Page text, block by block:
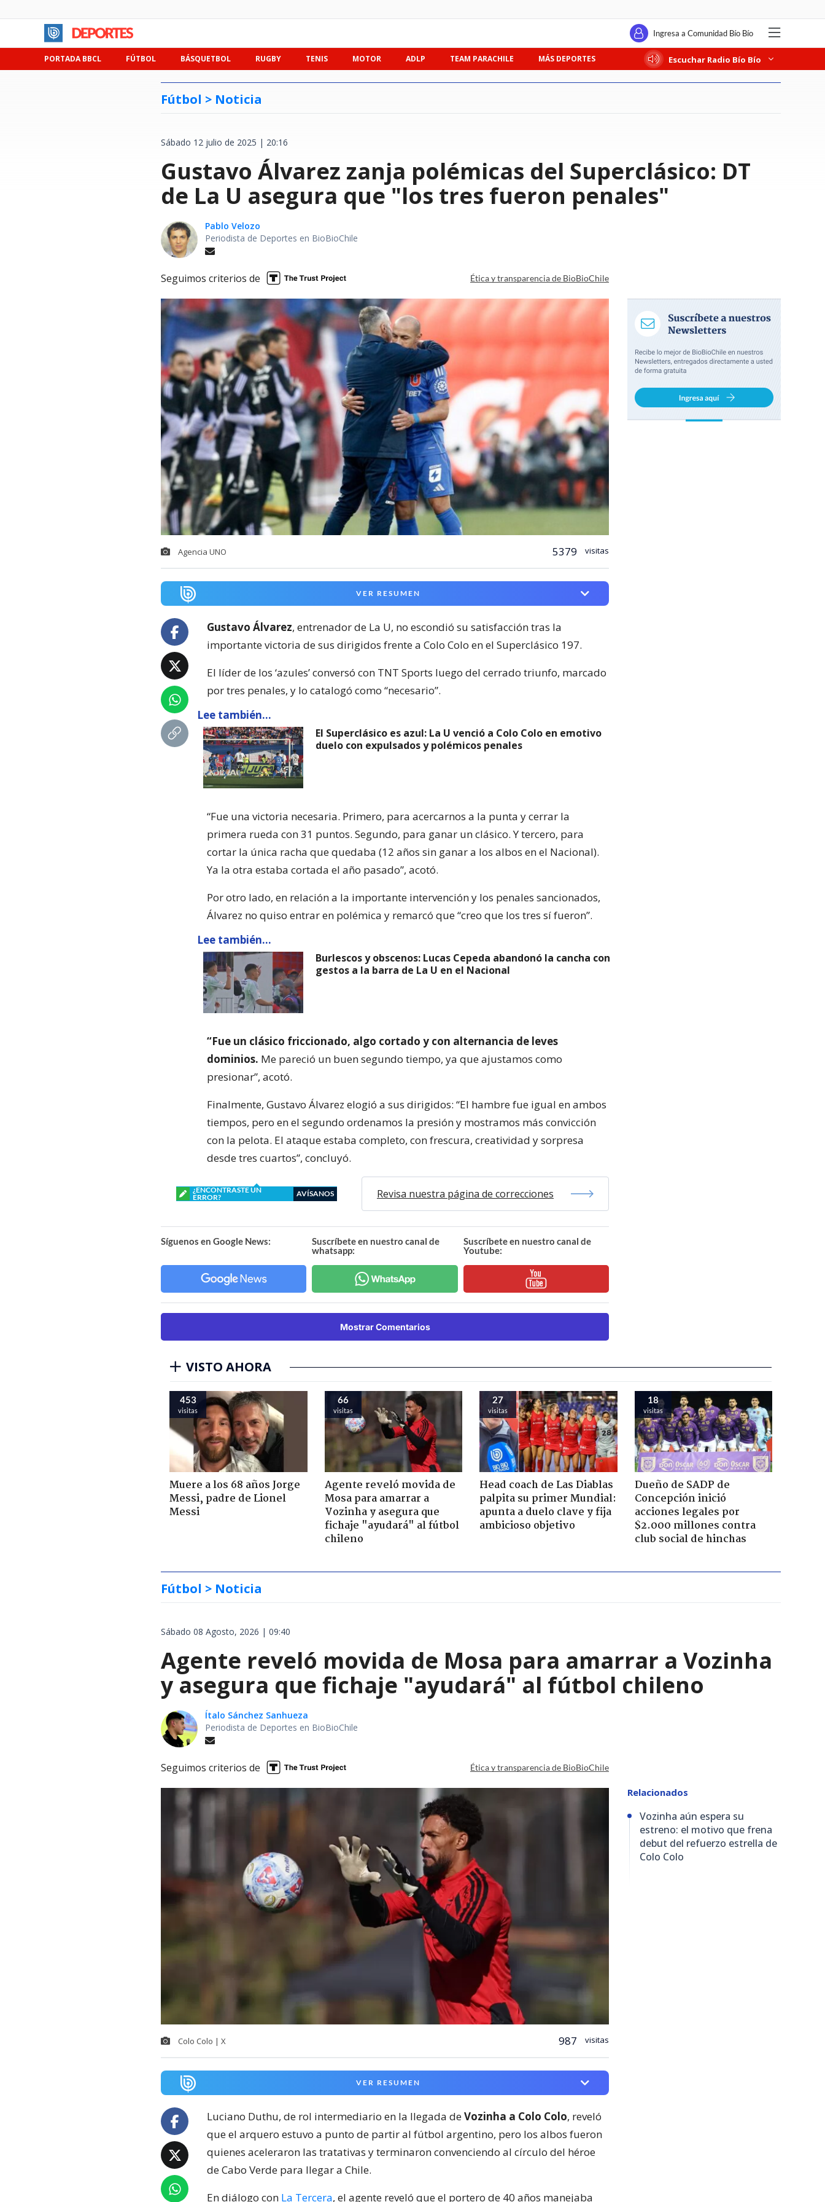
Ingresa a Comunidad Bío Bío
PORTADA BBCL FÚTBOL BÁSQUETBOL RUGBY TENIS MOTOR ADLP TEAM PARACHILE MÁS DEPORTES Escuchar Radio Bío Bío
Fútbol > Noticia
Sábado 12 julio de 2025 | 20:16
Gustavo Álvarez zanja polémicas del Superclásico: DT
de La U asegura que "los tres fueron penales"
Pablo Velozo
Periodista de Deportes en BioBioChile
Seguimos criterios de Ética y transparencia de BioBioChile
Agencia UNO 5379 visitas
VER RESUMEN
Gustavo Álvarez, entrenador de La U, no escondió su satisfacción tras la
importante victoria de sus dirigidos frente a Colo Colo en el Superclásico 197.
El líder de los ‘azules’ conversó con TNT Sports luego del cerrado triunfo, marcado
por tres penales, y lo catalogó como “necesario”.
Lee también...
El Superclásico es azul: La U venció a Colo Colo en emotivo
duelo con expulsados y polémicos penales
“Fue una victoria necesaria. Primero, para acercarnos a la punta y cerrar la
primera rueda con 31 puntos. Segundo, para ganar un clásico. Y tercero, para
cortar la única racha que quedaba (12 años sin ganar a los albos en el Nacional).
Ya la otra estaba cortada el año pasado”, acotó.
Por otro lado, en relación a la importante intervención y los penales sancionados,
Álvarez no quiso entrar en polémica y remarcó que “creo que los tres sí fueron”.
Lee también...
Burlescos y obscenos: Lucas Cepeda abandonó la cancha con
gestos a la barra de La U en el Nacional
“Fue un clásico friccionado, algo cortado y con alternancia de leves
dominios. Me pareció un buen segundo tiempo, ya que ajustamos como
presionar”, acotó.
Finalmente, Gustavo Álvarez elogió a sus dirigidos: “El hambre fue igual en ambos
tiempos, pero en el segundo ordenamos la presión y mostramos más convicción
con la pelota. El ataque estaba completo, con frescura, creatividad y sorpresa
desde tres cuartos”, concluyó.
¿ENCONTRASTE UN
ERROR?
AVÍSANOS Revisa nuestra página de correcciones
Síguenos en Google News:
Suscríbete en nuestro canal de
whatsapp:
Suscríbete en nuestro canal de
Youtube:
Mostrar Comentarios
VISTO AHORA
453
visitas
Muere a los 68 años Jorge
Messi, padre de Lionel
Messi
66
visitas
Agente reveló movida de
Mosa para amarrar a
Vozinha y asegura que
fichaje "ayudará" al fútbol
chileno
27
visitas
Head coach de Las Diablas
palpita su primer Mundial:
apunta a duelo clave y fija
ambicioso objetivo
18
visitas
Dueño de SADP de
Concepción inició
acciones legales por
$2.000 millones contra
club social de hinchas
Fútbol > Noticia
Sábado 08 Agosto, 2026 | 09:40
Agente reveló movida de Mosa para amarrar a Vozinha
y asegura que fichaje "ayudará" al fútbol chileno
Ítalo Sánchez Sanhueza
Periodista de Deportes en BioBioChile
Seguimos criterios de Ética y transparencia de BioBioChile
Colo Colo | X 987 visitas
VER RESUMEN
Luciano Duthu, de rol intermediario en la llegada deVozinha a Colo Colo, reveló
que el arquero estuvo a punto de partir al fútbol argentino, pero los albos fueron
quienes aceleraron las tratativas y terminaron convenciendo al círculo del héroe
de Cabo Verde para llegar a Chile.
En diálogo con La Tercera, el agente reveló que el portero de 40 años manejaba
Relacionados
Vozinha aún espera su
estreno: el motivo que frena
debut del refuerzo estrella de
Colo Colo